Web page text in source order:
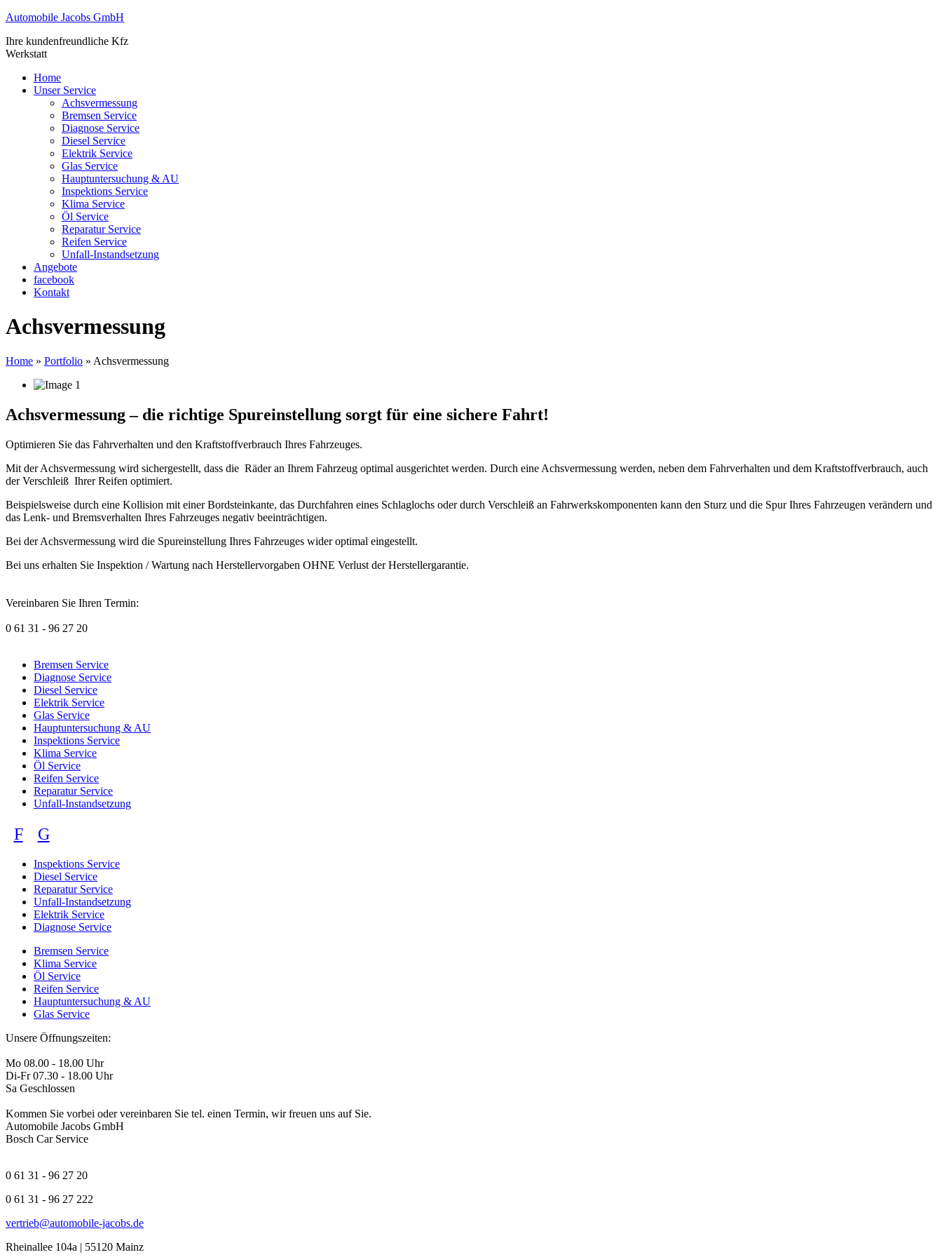
Automobile Jacobs GmbH
Ihre kundenfreundliche Kfz
Werkstatt
Home
Unser Service
Achsvermessung
Bremsen Service
Diagnose Service
Diesel Service
Elektrik Service
Glas Service
Hauptuntersuchung & AU
Inspektions Service
Klima Service
Öl Service
Reparatur Service
Reifen Service
Unfall-Instandsetzung
Angebote
facebook
Kontakt
Achsvermessung
Home » Portfolio » Achsvermessung
Achsvermessung – die richtige Spureinstellung sorgt für eine sichere Fahrt!
Optimieren Sie das Fahrverhalten und den Kraftstoffverbrauch Ihres Fahrzeuges.
Mit der Achsvermessung wird sichergestellt, dass die Räder an Ihrem Fahrzeug optimal ausgerichtet werden. Durch eine Achsvermessung werden, neben dem Fahrverhalten und dem Kraftstoffverbrauch, auch
der Verschleiß Ihrer Reifen optimiert.
Beispielsweise durch eine Kollision mit einer Bordsteinkante, das Durchfahren eines Schlaglochs oder durch Verschleiß an Fahrwerkskomponenten kann den Sturz und die Spur Ihres Fahrzeugen verändern und
das Lenk- und Bremsverhalten Ihres Fahrzeuges negativ beeinträchtigen.
Bei der Achsvermessung wird die Spureinstellung Ihres Fahrzeuges wider optimal eingestellt.
Bei uns erhalten Sie Inspektion / Wartung nach Herstellervorgaben OHNE Verlust der Herstellergarantie.
Vereinbaren Sie Ihren Termin:
0 61 31 - 96 27 20
Bremsen Service
Diagnose Service
Diesel Service
Elektrik Service
Glas Service
Hauptuntersuchung & AU
Inspektions Service
Klima Service
Öl Service
Reifen Service
Reparatur Service
Unfall-Instandsetzung
F G
Inspektions Service
Diesel Service
Reparatur Service
Unfall-Instandsetzung
Elektrik Service
Diagnose Service
Bremsen Service
Klima Service
Öl Service
Reifen Service
Hauptuntersuchung & AU
Glas Service
Unsere Öffnungszeiten:
Mo 08.00 - 18.00 Uhr
Di-Fr 07.30 - 18.00 Uhr
Sa Geschlossen
Kommen Sie vorbei oder vereinbaren Sie tel. einen Termin, wir freuen uns auf Sie.
Automobile Jacobs GmbH
Bosch Car Service
0 61 31 - 96 27 20
0 61 31 - 96 27 222
vertrieb@automobile-jacobs.de
Rheinallee 104a | 55120 Mainz